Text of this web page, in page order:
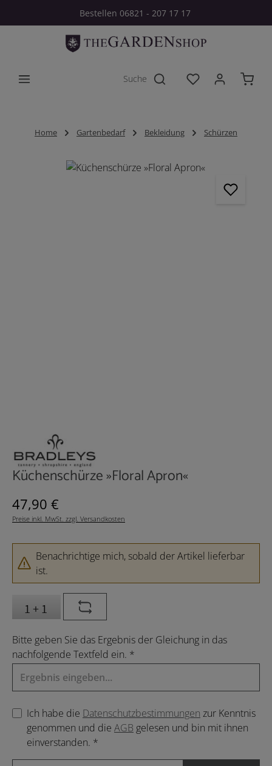
Zum Hauptinhalt springenBestellen 06821 - 207 17 17
Du hast 0
Home Gartenbedarf Bekleidung Schürzen
Bildergalerie überspringen
Küchenschürze »Floral Apron«
Regulärer Preis:
47,90 €
Preise inkl. MwSt. zzgl. Versandkosten
Benachrichtige mich, sobald der Artikel lieferbar
ist.
Bitte geben Sie das Ergebnis der Gleichung in das
nachfolgende Textfeld ein. *
Ich habe die Datenschutzbestimmungen zur Kenntnis
genommen und die AGB gelesen und bin mit ihnen
einverstanden. *